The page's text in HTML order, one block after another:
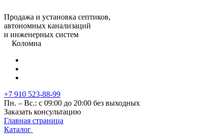
Продажа и установка септиков,
автономных канализаций
и инженерных систем
Коломна
+7 910 523-88-99
Пн. – Вс.: с 09:00 до 20:00 без выходных
Заказать консультацию
Главная страница
Каталог